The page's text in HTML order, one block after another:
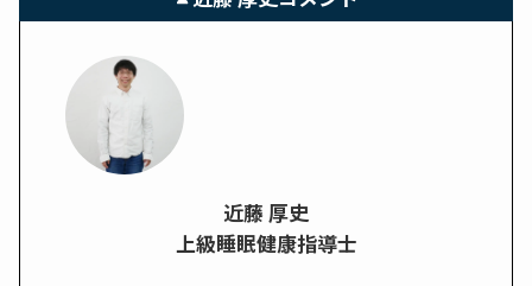
近藤 厚史
上級睡眠健康指導士